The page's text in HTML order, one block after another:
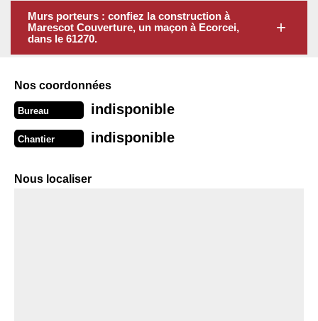
Murs porteurs : confiez la construction à
Marescot Couverture, un maçon à Ecorcei,
dans le 61270.
Nos coordonnées
Bureau indisponible
Chantier indisponible
Nous localiser